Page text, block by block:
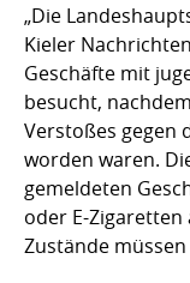
„Die
Kieler
Geschäfte mit
besucht,
Verstoßes gegen
worden waren.
gemeldeten
oder E-
Zustände